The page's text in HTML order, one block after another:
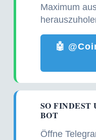
Maximum
🤖
SO FINDEST
BOT
Öffne